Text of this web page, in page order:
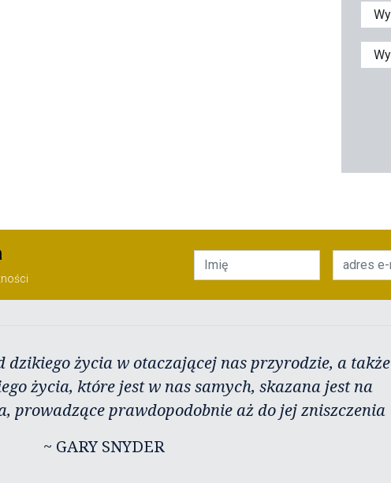
życia w otaczającej nas przyrodzie, a także
życia, które jest w nas samych, skazana jest na
prowadzące prawdopodobnie aż do jej zniszczenia
~ GARY SNYDER